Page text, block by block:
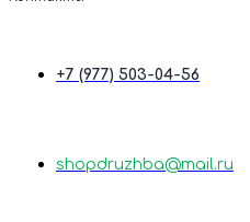
+7 (977) 503-04-56
shopdruzhba@mail.ru